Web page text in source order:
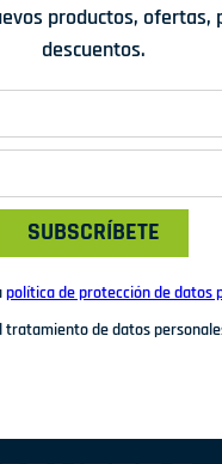
productos, ofertas,
descuentos.
SUBSCRÍBETE
política de protección de datos
tratamiento de datos